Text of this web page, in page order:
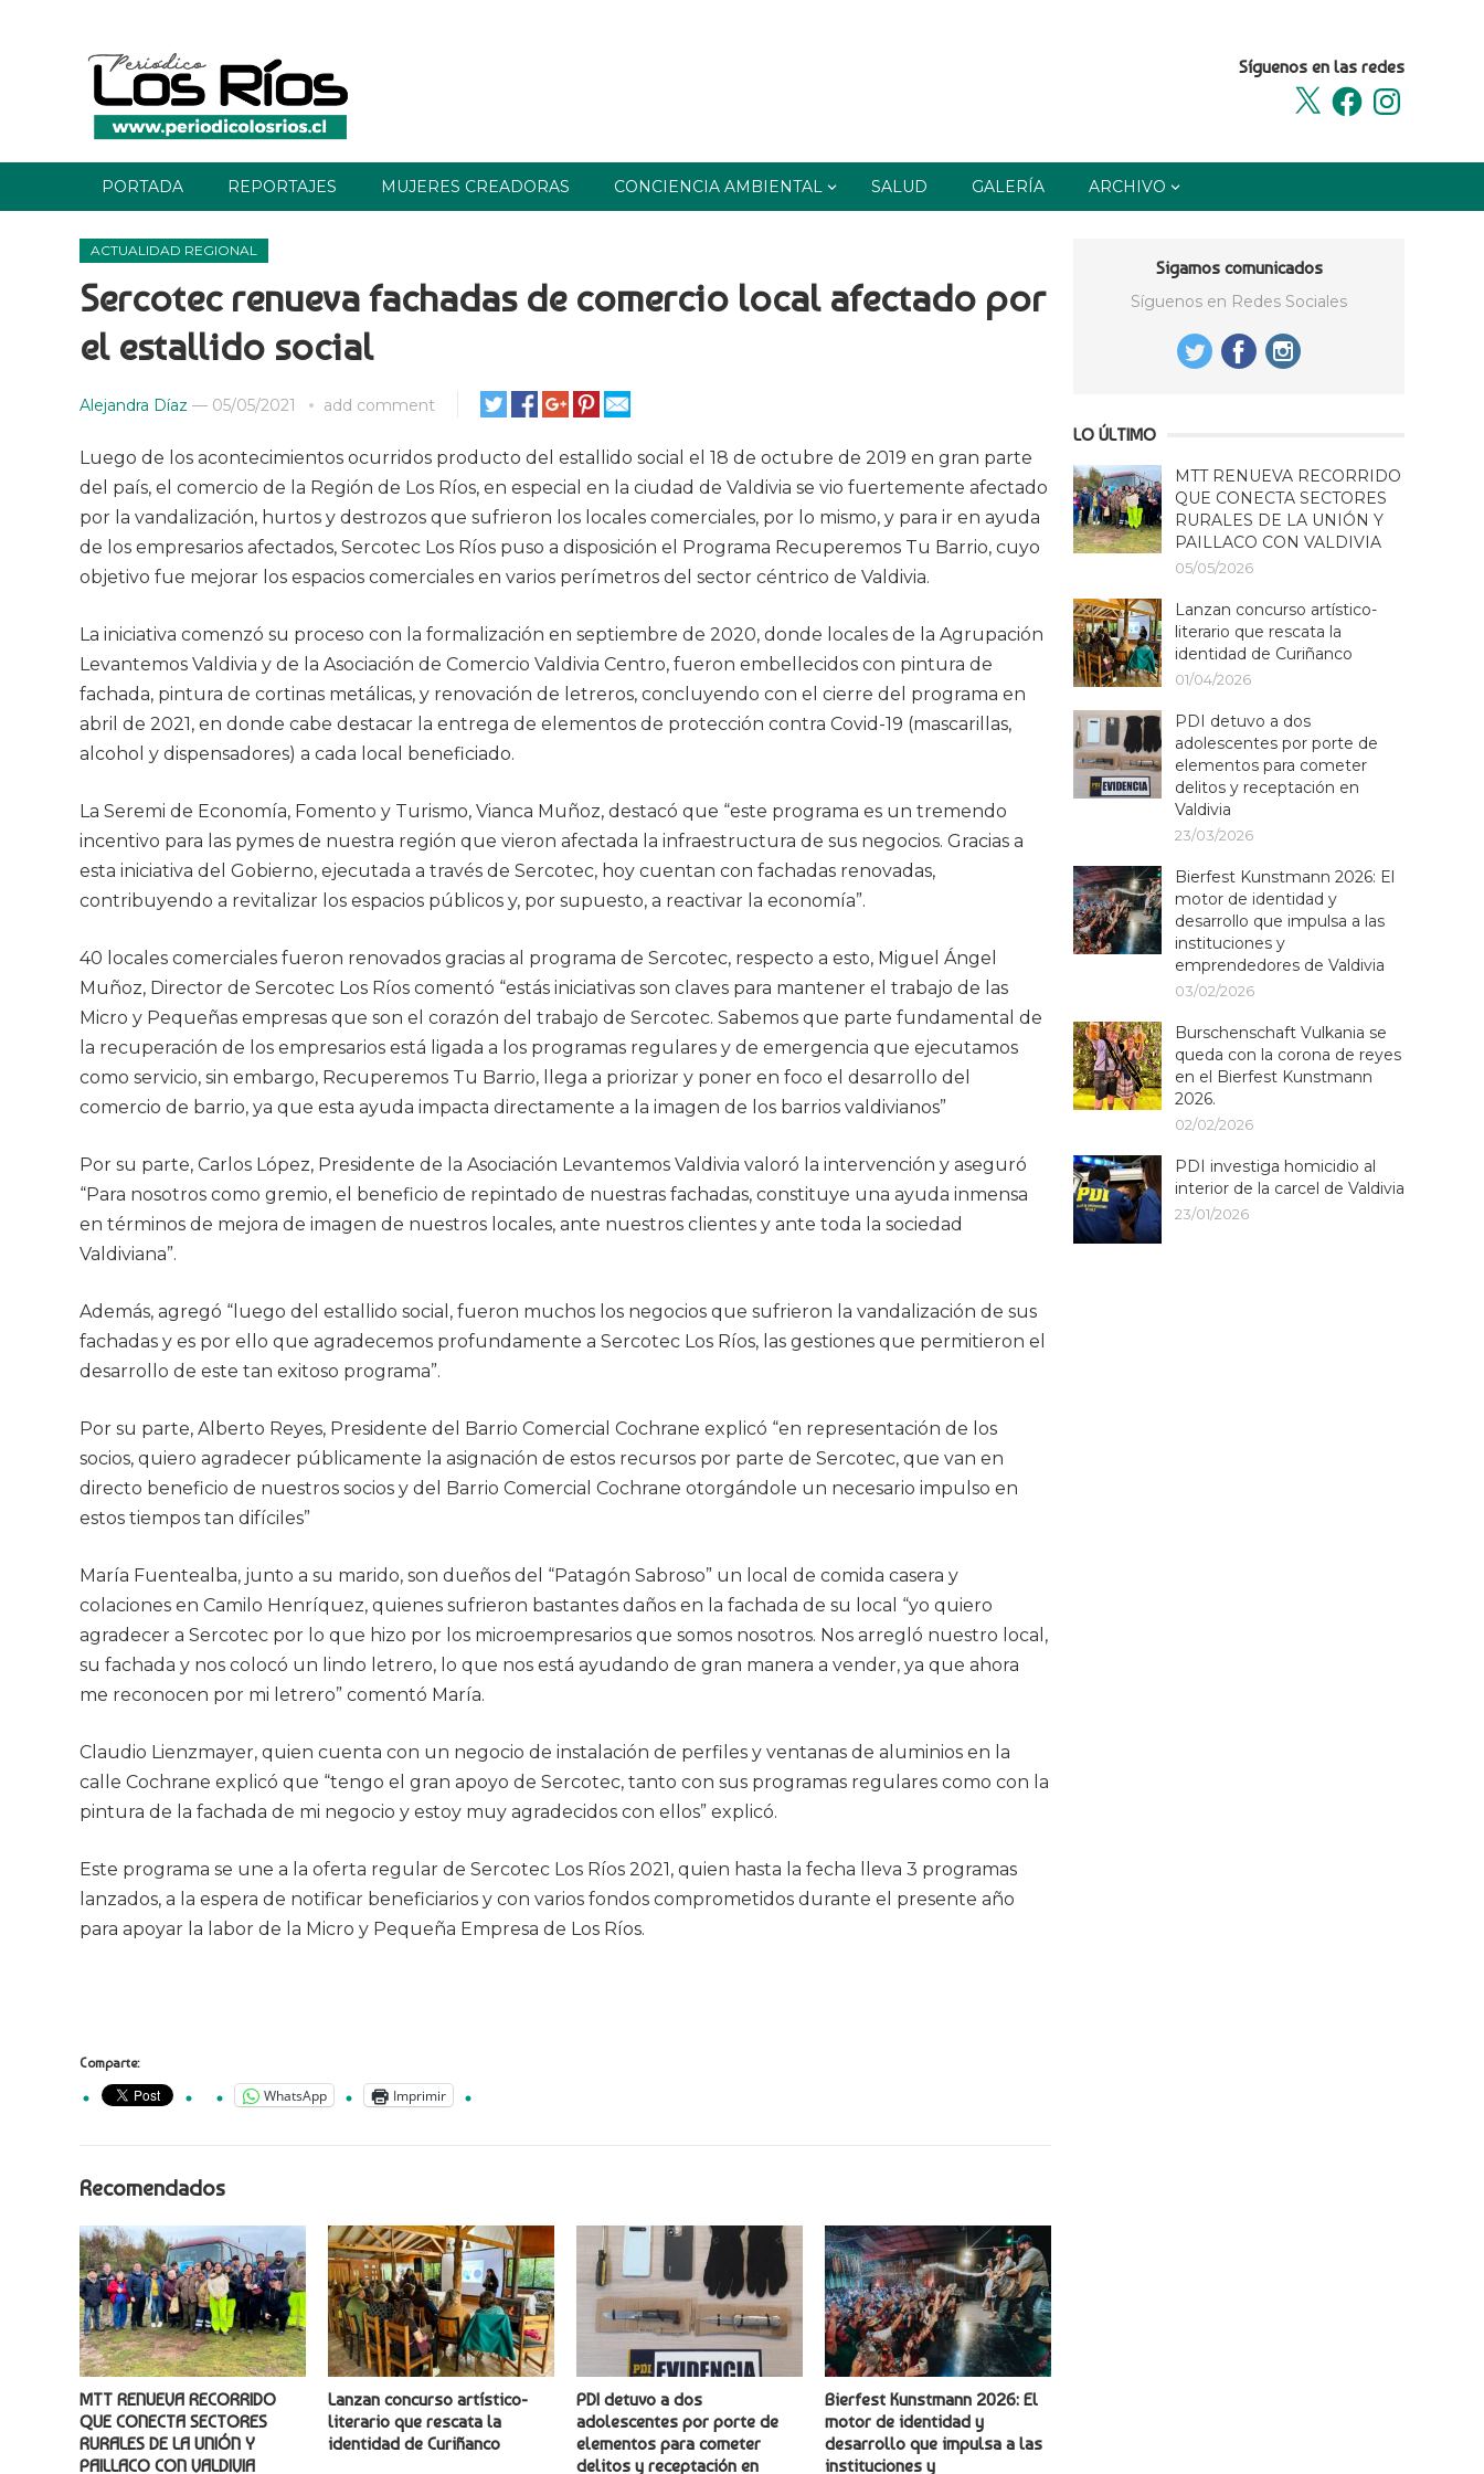
Síguenos en las redes
X
FacebookInstagram
PORTADA REPORTAJES MUJERES CREADORAS CONCIENCIA AMBIENTAL SALUD GALERÍA ARCHIVO
ACTUALIDAD REGIONAL
Sercotec renueva fachadas de comercio local afectado por
el estallido social
Alejandra Díaz — 05/05/2021 add comment
Luego de los acontecimientos ocurridos producto del estallido social el 18 de octubre de 2019 en gran parte
del país, el comercio de la Región de Los Ríos, en especial en la ciudad de Valdivia se vio fuertemente afectado
por la vandalización, hurtos y destrozos que sufrieron los locales comerciales, por lo mismo, y para ir en ayuda
de los empresarios afectados, Sercotec Los Ríos puso a disposición el Programa Recuperemos Tu Barrio, cuyo
objetivo fue mejorar los espacios comerciales en varios perímetros del sector céntrico de Valdivia.
La iniciativa comenzó su proceso con la formalización en septiembre de 2020, donde locales de la Agrupación
Levantemos Valdivia y de la Asociación de Comercio Valdivia Centro, fueron embellecidos con pintura de
fachada, pintura de cortinas metálicas, y renovación de letreros, concluyendo con el cierre del programa en
abril de 2021, en donde cabe destacar la entrega de elementos de protección contra Covid-19 (mascarillas,
alcohol y dispensadores) a cada local beneficiado.
La Seremi de Economía, Fomento y Turismo, Vianca Muñoz, destacó que “este programa es un tremendo
incentivo para las pymes de nuestra región que vieron afectada la infraestructura de sus negocios. Gracias a
esta iniciativa del Gobierno, ejecutada a través de Sercotec, hoy cuentan con fachadas renovadas,
contribuyendo a revitalizar los espacios públicos y, por supuesto, a reactivar la economía”.
40 locales comerciales fueron renovados gracias al programa de Sercotec, respecto a esto, Miguel Ángel
Muñoz, Director de Sercotec Los Ríos comentó “estás iniciativas son claves para mantener el trabajo de las
Micro y Pequeñas empresas que son el corazón del trabajo de Sercotec. Sabemos que parte fundamental de
la recuperación de los empresarios está ligada a los programas regulares y de emergencia que ejecutamos
como servicio, sin embargo, Recuperemos Tu Barrio, llega a priorizar y poner en foco el desarrollo del
comercio de barrio, ya que esta ayuda impacta directamente a la imagen de los barrios valdivianos”
Por su parte, Carlos López, Presidente de la Asociación Levantemos Valdivia valoró la intervención y aseguró
“Para nosotros como gremio, el beneficio de repintado de nuestras fachadas, constituye una ayuda inmensa
en términos de mejora de imagen de nuestros locales, ante nuestros clientes y ante toda la sociedad
Valdiviana”.
Además, agregó “luego del estallido social, fueron muchos los negocios que sufrieron la vandalización de sus
fachadas y es por ello que agradecemos profundamente a Sercotec Los Ríos, las gestiones que permitieron el
desarrollo de este tan exitoso programa”.
Por su parte, Alberto Reyes, Presidente del Barrio Comercial Cochrane explicó “en representación de los
socios, quiero agradecer públicamente la asignación de estos recursos por parte de Sercotec, que van en
directo beneficio de nuestros socios y del Barrio Comercial Cochrane otorgándole un necesario impulso en
estos tiempos tan difíciles”
María Fuentealba, junto a su marido, son dueños del “Patagón Sabroso” un local de comida casera y
colaciones en Camilo Henríquez, quienes sufrieron bastantes daños en la fachada de su local “yo quiero
agradecer a Sercotec por lo que hizo por los microempresarios que somos nosotros. Nos arregló nuestro local,
su fachada y nos colocó un lindo letrero, lo que nos está ayudando de gran manera a vender, ya que ahora
me reconocen por mi letrero” comentó María.
Claudio Lienzmayer, quien cuenta con un negocio de instalación de perfiles y ventanas de aluminios en la
calle Cochrane explicó que “tengo el gran apoyo de Sercotec, tanto con sus programas regulares como con la
pintura de la fachada de mi negocio y estoy muy agradecidos con ellos” explicó.
Este programa se une a la oferta regular de Sercotec Los Ríos 2021, quien hasta la fecha lleva 3 programas
lanzados, a la espera de notificar beneficiarios y con varios fondos comprometidos durante el presente año
para apoyar la labor de la Micro y Pequeña Empresa de Los Ríos.
Comparte:
WhatsApp Imprimir
Recomendados
MTT RENUEVA RECORRIDO
QUE CONECTA SECTORES
RURALES DE LA UNIÓN Y
PAILLACO CON VALDIVIA
Lanzan concurso artístico-
literario que rescata la
identidad de Curiñanco
PDI detuvo a dos
adolescentes por porte de
elementos para cometer
delitos y receptación en
Bierfest Kunstmann 2026: El
motor de identidad y
desarrollo que impulsa a las
instituciones y
Sigamos comunicados
Síguenos en Redes Sociales
LO ÚLTIMO
MTT RENUEVA RECORRIDO
QUE CONECTA SECTORES
RURALES DE LA UNIÓN Y
PAILLACO CON VALDIVIA
05/05/2026
Lanzan concurso artístico-
literario que rescata la
identidad de Curiñanco
01/04/2026
PDI detuvo a dos
adolescentes por porte de
elementos para cometer
delitos y receptación en
Valdivia
23/03/2026
Bierfest Kunstmann 2026: El
motor de identidad y
desarrollo que impulsa a las
instituciones y
emprendedores de Valdivia
03/02/2026
Burschenschaft Vulkania se
queda con la corona de reyes
en el Bierfest Kunstmann
2026.
02/02/2026
PDI investiga homicidio al
interior de la carcel de Valdivia
23/01/2026